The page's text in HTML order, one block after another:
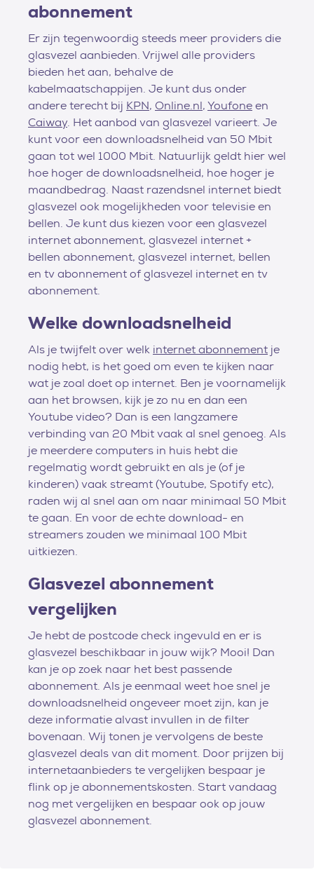
abonnement
Er zijn tegenwoordig steeds meer providers die
glasvezel aanbieden. Vrijwel alle providers
bieden het aan, behalve de
kabelmaatschappijen. Je kunt dus onder
andere terecht bij KPN, Online.nl,Youfoneen
Caiway. Het aanbod van glasvezel varieert. Je
kunt voor een downloadsnelheid van 50 Mbit
gaan tot wel 1000 Mbit. Natuurlijk geldt hier wel
hoe hoger de downloadsnelheid, hoe hoger je
maandbedrag. Naast razendsnel internet biedt
glasvezel ook mogelijkheden voor televisie en
bellen. Je kunt dus kiezen voor een glasvezel
internet abonnement, glasvezel internet +
bellen abonnement, glasvezel internet, bellen
en tv abonnement of glasvezel internet en tv
abonnement.
Welke downloadsnelheid
Als je twijfelt over welk internet abonnement je
nodig hebt, is het goed om even te kijken naar
wat je zoal doet op internet. Ben je voornamelijk
aan het browsen, kijk je zo nu en dan een
Youtube video? Dan is een langzamere
verbinding van 20 Mbit vaak al snel genoeg. Als
je meerdere computers in huis hebt die
regelmatig wordt gebruikt en als je (of je
kinderen) vaak streamt (Youtube, Spotify etc),
raden wij al snel aan om naar minimaal 50 Mbit
te gaan. En voor de echte download- en
streamers zouden we minimaal 100 Mbit
uitkiezen.
Glasvezel abonnement
vergelijken
Je hebt de postcode check ingevuld en er is
glasvezel beschikbaar in jouw wijk? Mooi! Dan
kan je op zoek naar het best passende
abonnement. Als je eenmaal weet hoe snel je
downloadsnelheid ongeveer moet zijn, kan je
deze informatie alvast invullen in de filter
bovenaan. Wij tonen je vervolgens de beste
glasvezel deals van dit moment. Door prijzen bij
internetaanbieders te vergelijken bespaar je
flink op je abonnementskosten. Start vandaag
nog met vergelijken en bespaar ook op jouw
glasvezel abonnement.